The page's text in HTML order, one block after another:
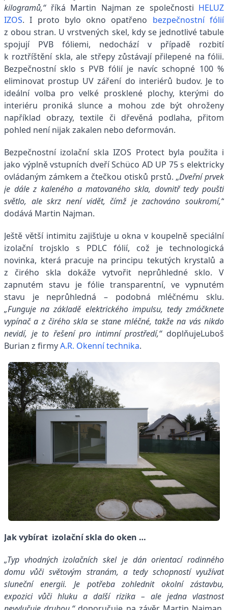
kilogramů,“ říká Martin Najman ze společnosti HELUZ
IZOS. I proto bylo okno opatřeno bezpečnostní fólií
z obou stran. U vrstvených skel, kdy se jednotlivé tabule
spojují PVB fóliemi, nedochází v případě rozbití
k roztříštění skla, ale střepy zůstávají přilepené na fólii.
Bezpečnostní sklo s PVB fólií je navíc schopné 100 %
eliminovat prostup UV záření do interiérů budov. Je to
ideální volba pro velké prosklené plochy, kterými do
interiéru proniká slunce a mohou zde být ohroženy
například obrazy, textile či dřevěná podlaha, přitom
pohled není nijak zakalen nebo deformován.
Bezpečnostní izolační skla IZOS Protect byla použita i
jako výplně vstupních dveří Schüco AD UP 75 s elektricky
ovládaným zámkem a čtečkou otisků prstů. „Dveřní prvek
je dále z kaleného a matovaného skla, dovnitř tedy pouští
světlo, ale skrz není vidět, čímž je zachováno soukromí,“
dodává Martin Najman.
Ještě větší intimitu zajišťuje u okna v koupelně speciální
izolační trojsklo s PDLC fólií, což je technologická
novinka, která pracuje na principu tekutých krystalů a
z čirého skla dokáže vytvořit neprůhledné sklo. V
zapnutém stavu je fólie transparentní, ve vypnutém
stavu je neprůhledná – podobná mléčnému sklu.
„Funguje na základě elektrického impulsu, tedy zmáčknete
vypínač a z čirého skla se stane mléčné, takže na vás nikdo
nevidí, je to řešení pro intimní prostředí,“ doplňujeLuboš
Burian z firmyA.R. Okenní technika.
Jak vybírat izolační skla do oken …
„Typ vhodných izolačních skel je dán orientací rodinného
domu vůči světovým stranám, a tedy schopností využívat
sluneční energii. Je potřeba zohlednit okolní zástavbu,
expozici vůči hluku a další rizika – ale jedna vlastnost